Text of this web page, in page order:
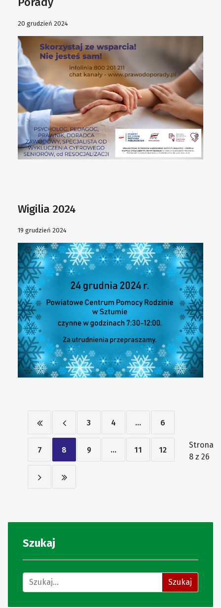
Szukaj
Znajdź na stronie Szukaj
20 grudzień 2024
Wigilia 2024
19 grudzień 2024
3 4 ... 6
7 8 9 ... 11 12
Strona
8 z 26